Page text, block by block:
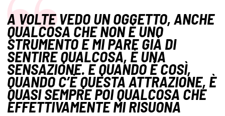
A VOLTE VEDO UN OGGETTO, ANCHE
QUALCOSA CHE NON È UNO
STRUMENTO E MI PARE GIÀ DI
SENTIRE QUALCOSA, È UNA
SENSAZIONE. E QUANDO È COSÌ,
QUANDO C’È QUESTA ATTRAZIONE, È
QUASI SEMPRE POI QUALCOSA CHE
EFFETTIVAMENTE MI RISUONA